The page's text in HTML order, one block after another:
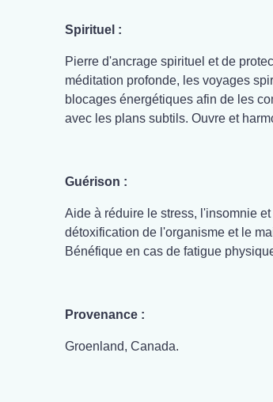
Spirituel :
Pierre d'ancrage spirituel et de
méditation profonde, les voyages
blocages énergétiques afin de les
avec les plans subtils. Ouvre et
Guérison :
Aide à réduire le stress, l'insomnie
détoxification de l'organisme et le
Bénéfique en cas de fatigue
Provenance :
Groenland, Canada.